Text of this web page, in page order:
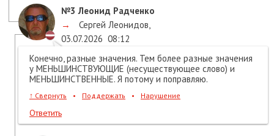
№3 Леонид Радченко
→
Сергей Леонидов,
03.07.2026 08:12
Конечно, разные значения. Тем более разные значения
у МЕНЬШИНСТВУЮЩИЕ (несуществующее слово) и
МЕНЬШИНСТВЕННЫЕ. Я потому и поправляю.
↑ Свернуть • Поддержать • Нарушение
Ответить